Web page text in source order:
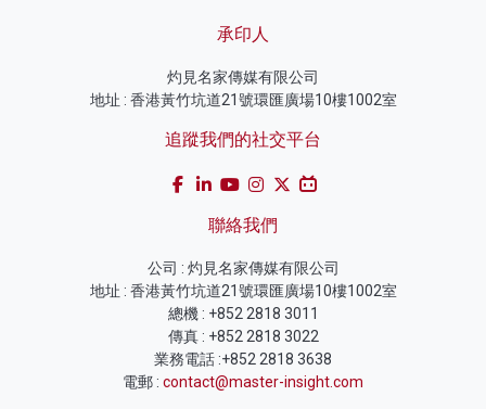
承印人
灼見名家傳媒有限公司
地址 : 香港黃竹坑道21號環匯廣場10樓1002室
追蹤我們的社交平台
聯絡我們
公司 : 灼見名家傳媒有限公司
地址 : 香港黃竹坑道21號環匯廣場10樓1002室
總機 : +852 2818 3011
傳真 : +852 2818 3022
業務電話 :+852 2818 3638
電郵 : contact@master-insight.com